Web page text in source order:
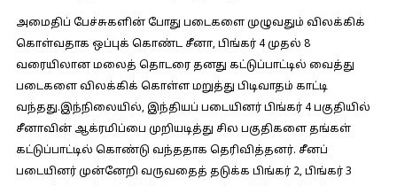
அமைதிப் பேச்சுகளின் போது படைகளை முழுவதும் விலக்கிக்
கொள்வதாக ஒப்புக் கொண்ட சீனா, பிங்கர் 4 முதல் 8
வரையிலான மலைத் தொடரை தனது கட்டுப்பாட்டில் வைத்து
படைகளை விலக்கிக் கொள்ள மறுத்து பிடிவாதம் காட்டி
வந்தது.இந்நிலையில், இந்தியப் படையினர் பிங்கர் 4 பகுதியில்
சீனாவின் ஆக்ரமிப்பை முறியடித்து சில பகுதிகளை தங்கள்
கட்டுப்பாட்டில் கொண்டு வந்ததாக தெரிவித்தனர். சீனப்
படையினர் முன்னேறி வருவதைத் தடுக்க பிங்கர் 2, பிங்கர் 3